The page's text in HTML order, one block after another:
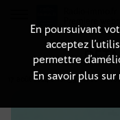
17 août 2024à 10h59 , durée :
En poursuivant
acceptez
permettre
En savoir plus